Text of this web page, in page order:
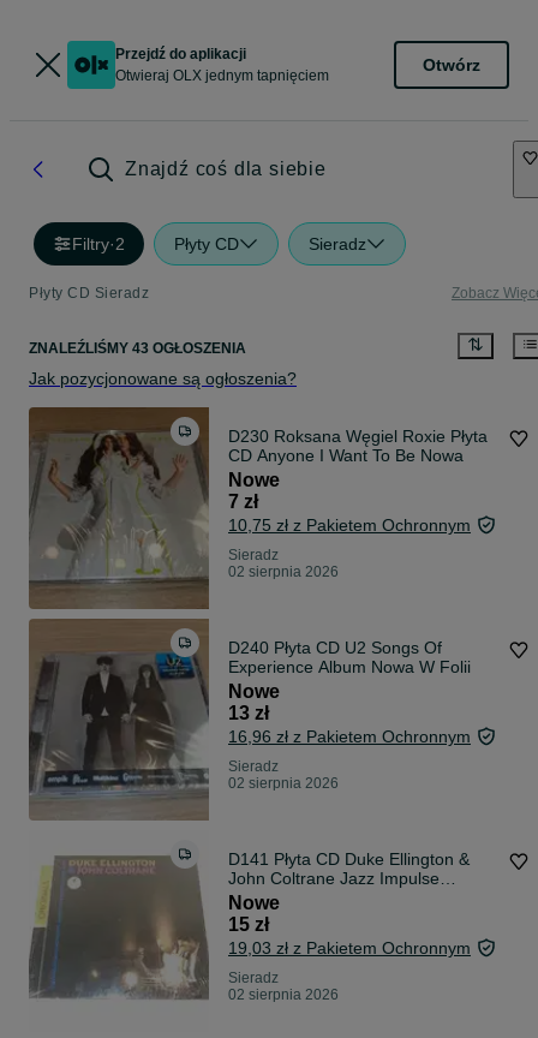
Przejdź do aplikacji
Otwieraj OLX jednym tapnięciem
Otwórz
Znajdź coś dla siebie
Filtry·2 Płyty CD Sieradz
Płyty CD Sieradz Zobacz
ZNALEŹLIŚMY 43 OGŁOSZENIA
Jak pozycjonowane są ogłoszenia?
D230 Roksana Węgiel Roxie Płyta
CD Anyone I Want To Be Nowa
Nowe
7 zł
10,75 zł z Pakietem Ochronnym
Sieradz
02 sierpnia 2026
D240 Płyta CD U2 Songs Of
Experience Album Nowa W Folii
Nowe
13 zł
16,96 zł z Pakietem Ochronnym
Sieradz
02 sierpnia 2026
D141 Płyta CD Duke Ellington &
John Coltrane Jazz Impulse
Originals
Nowe
15 zł
19,03 zł z Pakietem Ochronnym
Sieradz
02 sierpnia 2026